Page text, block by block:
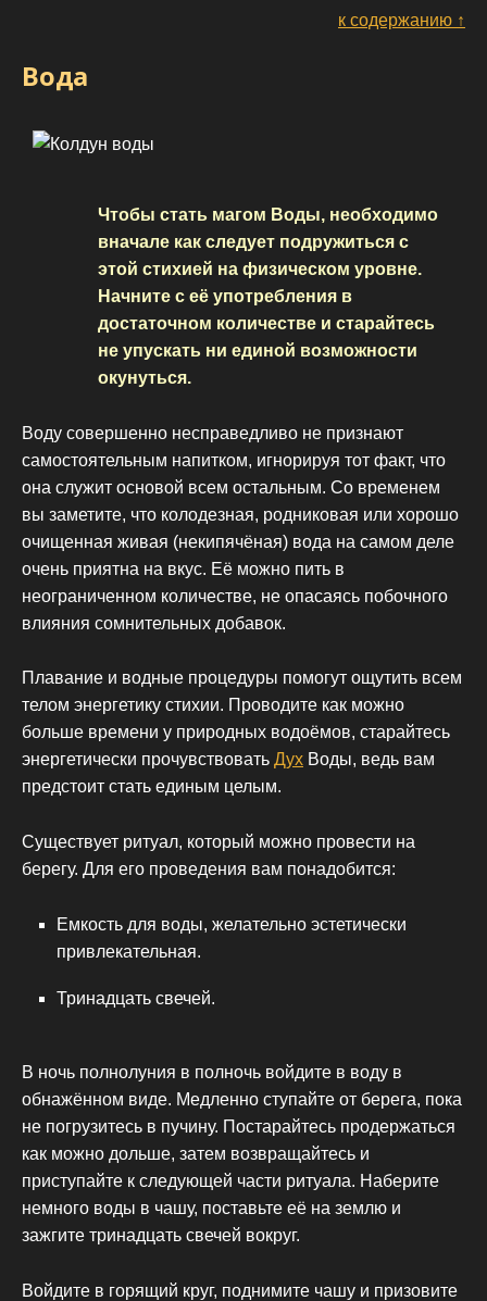
к содержанию ↑
Вода
Чтобы стать магом Воды, необходимо
вначале как следует подружиться с
этой стихией на физическом уровне.
Начните с её употребления в
достаточном количестве и старайтесь
не упускать ни единой возможности
окунуться.
Воду совершенно несправедливо не признают
самостоятельным напитком, игнорируя тот факт, что
она служит основой всем остальным. Со временем
вы заметите, что колодезная, родниковая или хорошо
очищенная живая (некипячёная) вода на самом деле
очень приятна на вкус. Её можно пить в
неограниченном количестве, не опасаясь побочного
влияния сомнительных добавок.
Плавание и водные процедуры помогут ощутить всем
телом энергетику стихии. Проводите как можно
больше времени у природных водоёмов, старайтесь
энергетически прочувствовать Дух Воды, ведь вам
предстоит стать единым целым.
Существует ритуал, который можно провести на
берегу. Для его проведения вам понадобится:
Емкость для воды, желательно эстетически
привлекательная.
Тринадцать свечей.
В ночь полнолуния в полночь войдите в воду в
обнажённом виде. Медленно ступайте от берега, пока
не погрузитесь в пучину. Постарайтесь продержаться
как можно дольше, затем возвращайтесь и
приступайте к следующей части ритуала. Наберите
немного воды в чашу, поставьте её на землю и
зажгите тринадцать свечей вокруг.
Войдите в горящий круг, поднимите чашу и призовите